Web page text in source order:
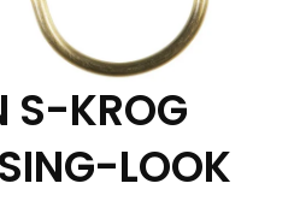
S-KROG
LOOK